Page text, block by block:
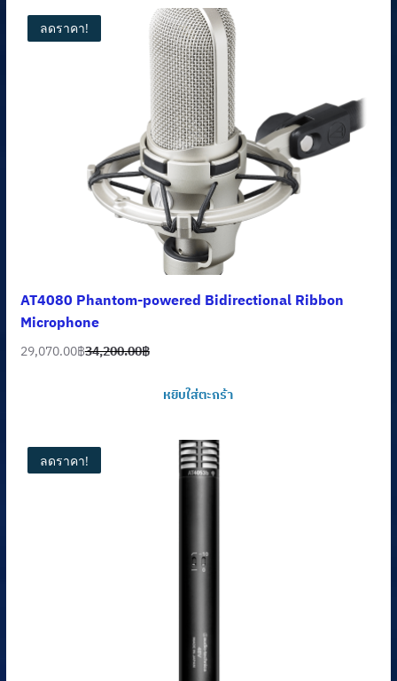
ลดราคา!
AT4080 Phantom-powered Bidirectional Ribbon
Microphone
34,200.00฿
Original
29,070.00฿
Current
หยิบใส่ตะกร้า
ลดราคา!